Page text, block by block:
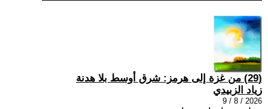
(29) من غزة إلى هرمز: شرق أوسط بلا هدنة
زياد الزبيدي
2026 / 8 / 9